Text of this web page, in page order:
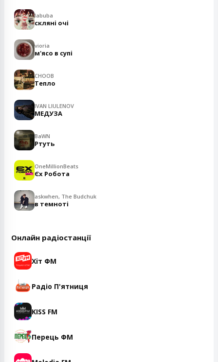
labuba
скляні очі
vioria
м'ясо в супі
CHOOB
Тепло
IVAN LIULENOV
МЕДУЗА
BaWN
Ртуть
OneMillionBeats
Єх Робота
askwhen, The Budchuk
в темноті
Онлайн радіостанції
Хіт ФМ
Радіо П'ятниця
KISS FM
Перець ФМ